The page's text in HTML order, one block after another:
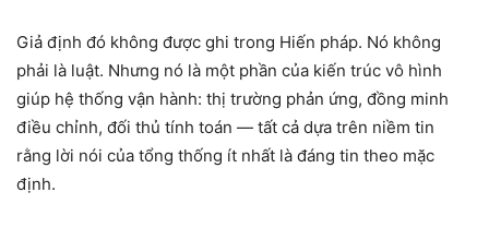
Giả định đó không được ghi trong Hiến pháp. Nó không
phải là luật. Nhưng nó là một phần của kiến trúc vô hình
giúp hệ thống vận hành: thị trường phản ứng, đồng minh
điều chỉnh, đối thủ tính toán — tất cả dựa trên niềm tin
rằng lời nói của tổng thống ít nhất là đáng tin theo mặc
định.